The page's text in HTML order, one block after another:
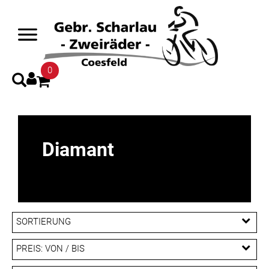
0
Diamant
SORTIERUNG
PREIS: VON / BIS